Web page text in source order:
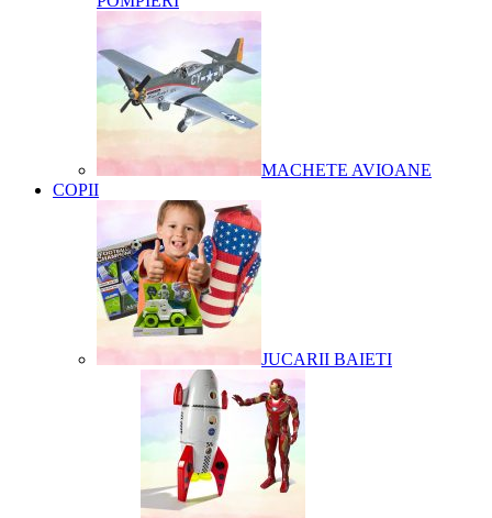
MACHETE AVIOANE
COPII
JUCARII BAIETI